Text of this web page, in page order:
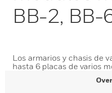
BB-2, BB-
Los armarios y chasis de
hasta 6 placas de varios